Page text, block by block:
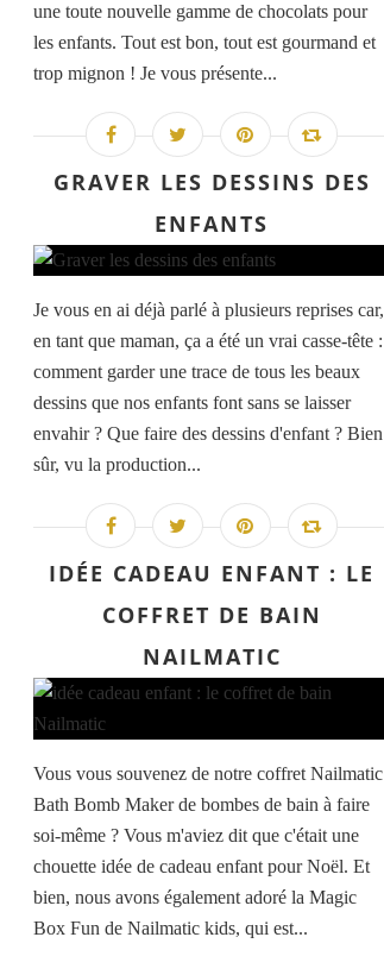
une toute nouvelle gamme de chocolats pour
les enfants. Tout est bon, tout est gourmand et
trop mignon ! Je vous présente...
GRAVER LES DESSINS DES
ENFANTS
Je vous en ai déjà parlé à plusieurs reprises car,
en tant que maman, ça a été un vrai casse-tête :
comment garder une trace de tous les beaux
dessins que nos enfants font sans se laisser
envahir ? Que faire des dessins d'enfant ? Bien
sûr, vu la production...
IDÉE CADEAU ENFANT : LE
COFFRET DE BAIN
NAILMATIC
Vous vous souvenez de notre coffret Nailmatic
Bath Bomb Maker de bombes de bain à faire
soi-même ? Vous m'aviez dit que c'était une
chouette idée de cadeau enfant pour Noël. Et
bien, nous avons également adoré la Magic
Box Fun de Nailmatic kids, qui est...